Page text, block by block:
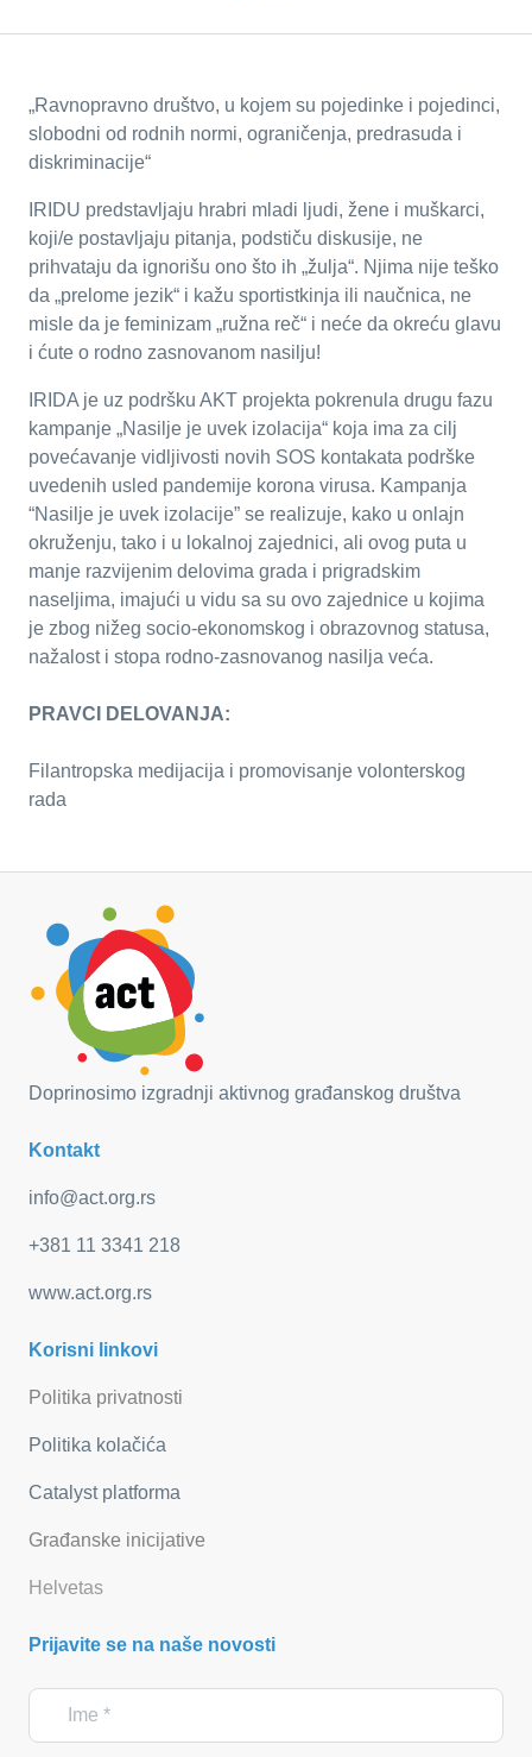
„Ravnopravno društvo, u kojem su pojedinke i pojedinci,
slobodni od rodnih normi, ograničenja, predrasuda i
diskriminacije“
IRIDU predstavljaju hrabri mladi ljudi, žene i muškarci,
koji/e postavljaju pitanja, podstiču diskusije, ne
prihvataju da ignorišu ono što ih „žulja“. Njima nije teško
da „prelome jezik“ i kažu sportistkinja ili naučnica, ne
misle da je feminizam „ružna reč“ i neće da okreću glavu
i ćute o rodno zasnovanom nasilju!
IRIDA je uz podršku AKT projekta pokrenula drugu fazu
kampanje „Nasilje je uvek izolacija“ koja ima za cilj
povećavanje vidljivosti novih SOS kontakata podrške
uvedenih usled pandemije korona virusa. Kampanja
“Nasilje je uvek izolacije” se realizuje, kako u onlajn
okruženju, tako i u lokalnoj zajednici, ali ovog puta u
manje razvijenim delovima grada i prigradskim
naseljima, imajući u vidu sa su ovo zajednice u kojima
je zbog nižeg socio-ekonomskog i obrazovnog statusa,
nažalost i stopa rodno-zasnovanog nasilja veća.
PRAVCI DELOVANJA:
Filantropska medijacija i promovisanje volonterskog
rada
Doprinosimo izgradnji aktivnog građanskog društva
Kontakt
info@act.org.rs
+381 11 3341 218
www.act.org.rs
Korisni linkovi
Politika privatnosti
Politika kolačića
Catalyst platforma
Građanske inicijative
Helvetas
Prijavite se na naše novosti